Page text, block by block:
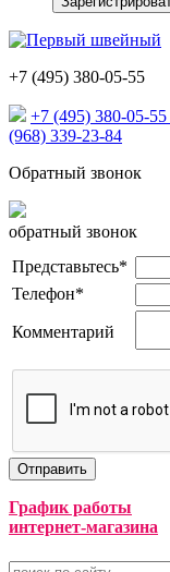
+7 (495) 380-05-55
+7 (495) 380-05-55
(968) 339-23-84
Обратный звонок
обратный звонок
Представьтесь*
Телефон*
Комментарий
График работы
интернет-магазина